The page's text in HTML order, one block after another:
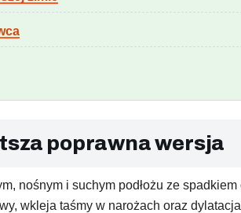
poprawna wersja
nośnym i suchym podłożu ze
wkleja taśmy w narożach oraz